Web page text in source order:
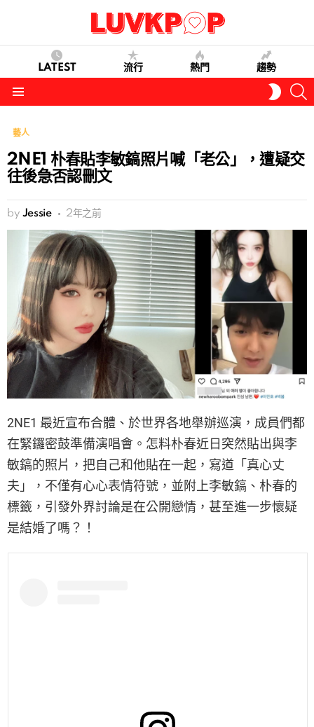
LATEST 流行 熱門 趨勢
SKIN
藝人
2NE1 朴春貼李敏鎬照片喊「老公」，遭疑交
往後急否認刪文
by Jessie 2年之前
2NE1 最近宣布合體、於世界各地舉辦巡演，成員們都
在緊鑼密鼓準備演唱會。怎料朴春近日突然貼出與李
敏鎬的照片，把自己和他貼在一起，寫道「真心丈
夫」，不僅有心心表情符號，並附上李敏鎬、朴春的
標籤，引發外界討論是在公開戀情，甚至進一步懷疑
是結婚了嗎？！